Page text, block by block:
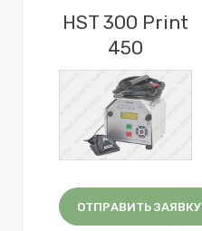
HST 300 Print
450
ОТПРАВИТЬ ЗАЯВКУ